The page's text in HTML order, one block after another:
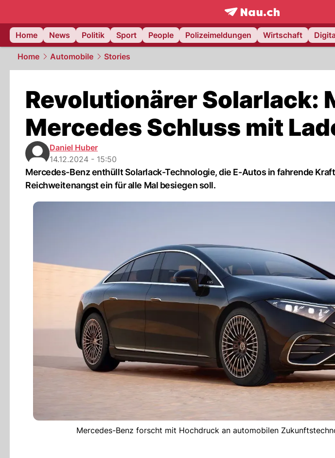
frontpage.NAU.ch
Home
News Politik Sport People Polizeimeldungen Wirtschaft
Home Automobile Stories
Revolutionärer Solarlack:
Mercedes Schluss mit
Daniel Huber
14.12.2024 - 15:50
Mercedes-Benz enthüllt Solarlack-Technologie, die E-Autos in fahrende
Reichweitenangst ein für alle Mal besiegen soll.
Mercedes-Benz forscht mit Hochdruck an automobilen